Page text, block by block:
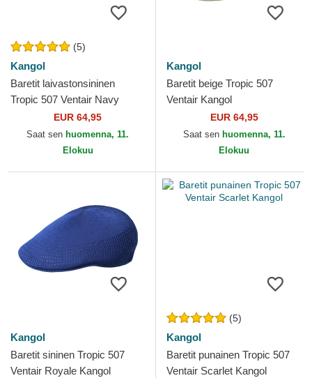
(5)
Kangol
Baretit laivastonsininen
Tropic 507 Ventair Navy
EUR 64,95
Saat sen huomenna, 11.
Elokuu
Kangol
Baretit beige Tropic 507
Ventair Kangol
EUR 64,95
Saat sen huomenna, 11.
Elokuu
Kangol
Baretit sininen Tropic 507
Ventair Royale Kangol
(5)
Kangol
Baretit punainen Tropic 507
Ventair Scarlet Kangol